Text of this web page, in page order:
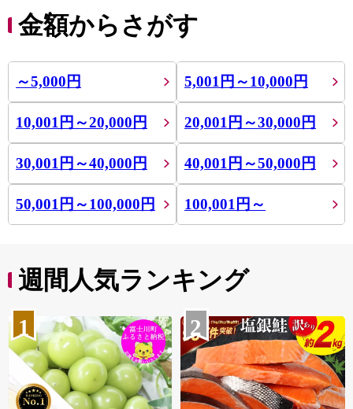
金額からさがす
～5,000円 5,001円～10,000円
10,001円～20,000円 20,001円～30,000円
30,001円～40,000円 40,001円～50,000円
50,001円～100,000円 100,001円～
週間人気ランキング
1 2